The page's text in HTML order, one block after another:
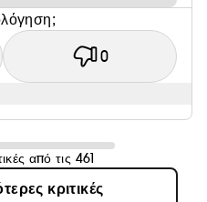
0
από τις 461
κριτικές